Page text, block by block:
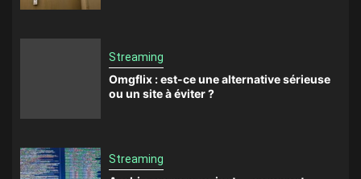
Streaming
Omgflix : est-ce une alternative sérieuse
ou un site à éviter ?
Streaming